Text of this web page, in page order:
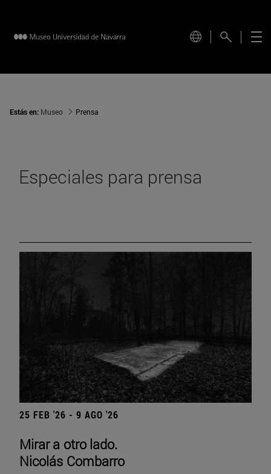
Estás en: Museo Prensa
Especiales para prensa
25 FEB '26 - 9 AGO '26
Mirar a otro lado.
Nicolás Combarro